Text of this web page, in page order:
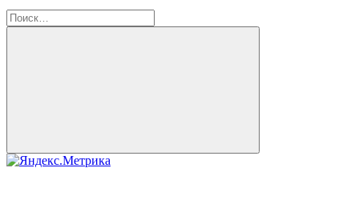
Найти:
Поиск